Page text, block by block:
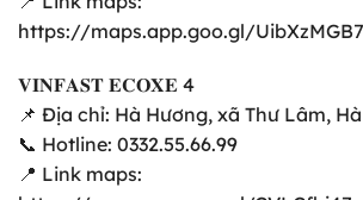
https://maps.app.goo.gl/
𝐕𝐈𝐍𝐅𝐀𝐒𝐓 𝐄𝐂𝐎𝐗𝐄 4
📌 Địa chỉ: Hà Hương, xã Thư Lâm,
📞 Hotline: 0332.55.66.99
📍 Link maps: